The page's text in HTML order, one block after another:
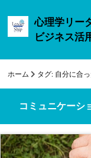
心理学リー
ビジネス活
ホーム タグ: 自分に合
コミュニケーシ